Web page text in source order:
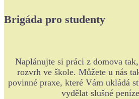
Brigáda pro studenty
Naplánujte si práci z domova
rozvrh ve škole. Můžete u nás
povinné praxe, které Vám ukládá
vydělat slušné